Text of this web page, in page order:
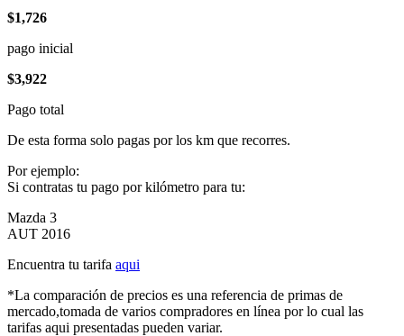
$1,726
pago inicial
$3,922
Pago total
De esta forma solo pagas por los km que recorres.
Por ejemplo:
Si contratas tu pago por kilómetro para tu:
Mazda 3
AUT 2016
Encuentra tu tarifa aqui
*La comparación de precios es una referencia de primas de
mercado,tomada de varios compradores en línea por lo cual las
tarifas aqui presentadas pueden variar.